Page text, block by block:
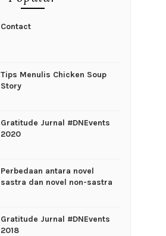
Contact
Tips Menulis Chicken Soup
Story
Gratitude Jurnal #DNEvents
2020
Perbedaan antara novel
sastra dan novel non-sastra
Gratitude Jurnal #DNEvents
2018